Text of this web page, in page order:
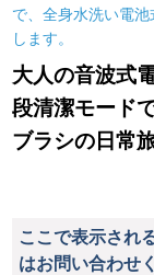
大人の音波式
段清潔モード
ブラシの日常
ここで表示され
はお問い合わせ